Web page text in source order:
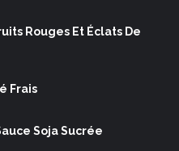
Rouges Et Éclats De
Frais
Soja Sucrée